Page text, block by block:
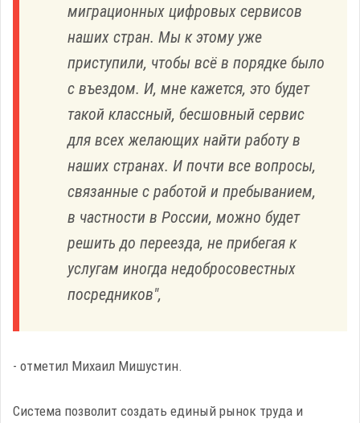
миграционных цифровых сервисов
наших стран. Мы к этому уже
приступили, чтобы всё в порядке было
с въездом. И, мне кажется, это будет
такой классный, бесшовный сервис
для всех желающих найти работу в
наших странах. И почти все вопросы,
связанные с работой и пребыванием,
в частности в России, можно будет
решить до переезда, не прибегая к
услугам иногда недобросовестных
посредников",
- отметил Михаил Мишустин.
Система позволит создать единый рынок труда и